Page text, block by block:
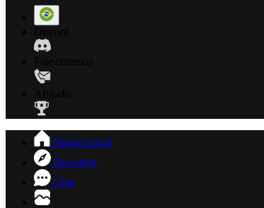
Página inicial
Descobrir
Chat